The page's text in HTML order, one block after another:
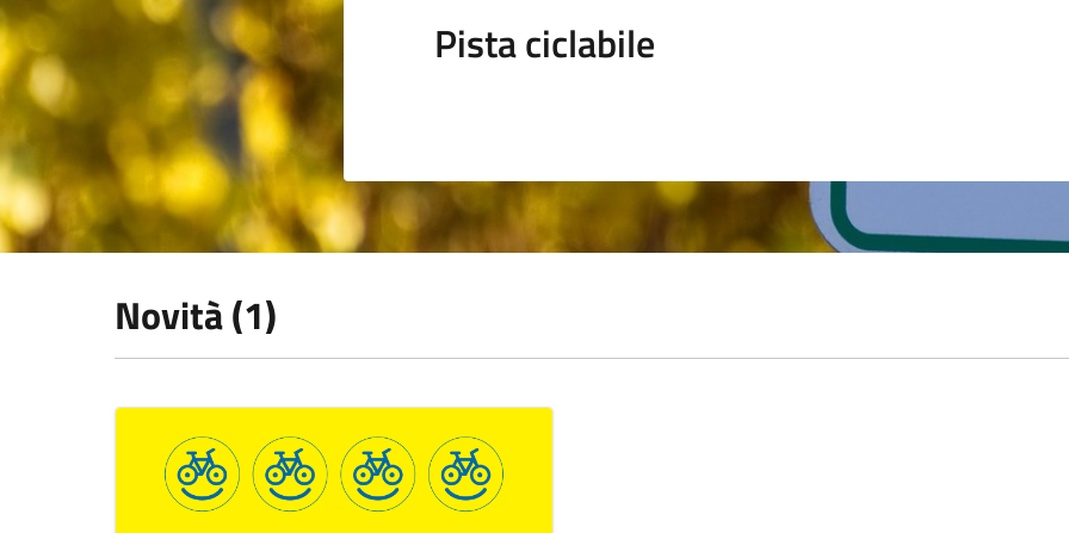
Pista ciclabile
Novità (1)